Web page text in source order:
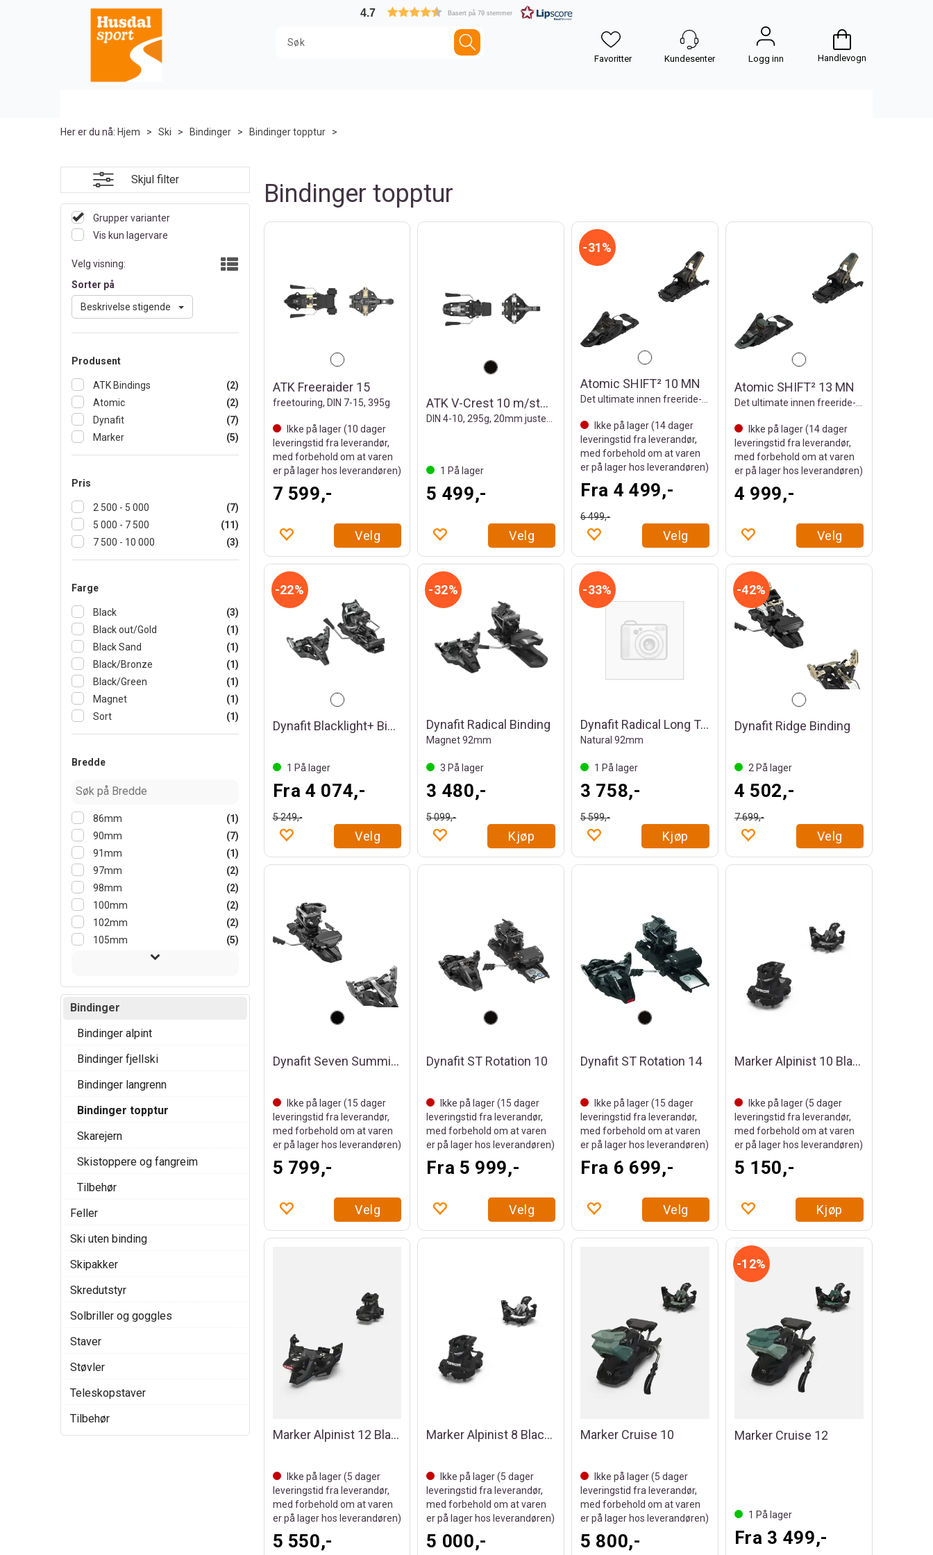
Logg inn
4.7 Basert på 79 stemmer
Handlevogn
Her er du nå: Hjem > Ski > Bindinger > Bindinger topptur >
Skjul filter
Grupper varianter
Vis kun lagervare
Velg visning:
Sorter på
Beskrivelse stigende
Produsent
ATK Bindings
(2)
Atomic
(2)
Dynafit
(7)
Marker
(5)
Pris
2 500 - 5 000
(7)
5 000 - 7 500
(11)
7 500 - 10 000
(3)
Farge
Black
(3)
Black out/Gold
(1)
Black Sand
(1)
Black/Bronze
(1)
Black/Green
(1)
Magnet
(1)
Sort
(1)
Bredde
86mm
(1)
90mm
(7)
91mm
(1)
97mm
(2)
98mm
(2)
100mm
(2)
102mm
(2)
105mm
(5)
Bindinger
Bindinger alpint
Bindinger fjellski
Bindinger langrenn
Bindinger topptur
Skarejern
Skistoppere og fangreim
Tilbehør
Feller
Ski uten binding
Skipakker
Skredutstyr
Solbriller og goggles
Staver
Støvler
Teleskopstaver
Tilbehør
Bindinger topptur
ATK Freeraider 15
freetouring, DIN 7-15, 395g
Ikke på lager (10 dager
leveringstid fra leverandør,
med forbehold om at varen
er på lager hos leverandøren)
7 599,-
Velg
ATK V-Crest 10 m/stopper
1 På lager
5 499,-
Velg
31%
Atomic SHIFT² 10 MN
Ikke på lager (14dager
leveringstid fra leverandør,
med forbehold om at varen
er på lager hos leverandøren)
Fra 4 499,-
6 499,-
Velg
Atomic SHIFT² 13 MN
Ikke på lager (14dager
leveringstid fra leverandør,
med forbehold om at varen
er på lager hos leverandøren)
4 999,-
Velg
22%
Dynafit Blacklight+ Binding
1 På lager
Fra 4 074,-
5 249,-
Velg
32%
Dynafit Radical Binding
Magnet 92mm
3 På lager
3 480,-
5 099,-
Kjøp
33%
Dynafit Radical Long Travel Binding
Natural 92mm
1 På lager
3 758,-
5 599,-
Kjøp
42%
Dynafit Ridge Binding
2På lager
4 502,-
7 699,-
Velg
Dynafit Seven Summits+ Binding
Ikke på lager (15 dager
leveringstid fra leverandør,
med forbehold om at varen
er på lager hos leverandøren)
5 799,-
Velg
Dynafit ST Rotation 10
Ikke på lager (15 dager
leveringstid fra leverandør,
med forbehold om at varen
er på lager hos leverandøren)
Fra 5 999,-
Velg
Dynafit ST Rotation 14
Ikke på lager (15 dager
leveringstid fra leverandør,
med forbehold om at varen
er på lager hos leverandøren)
Fra 6 699,-
Velg
Marker Alpinist 10 Black u/stopper
Ikke på lager (5 dager
leveringstid fra leverandør,
med forbehold om at varen
er på lager hos leverandøren)
5 150,-
Kjøp
Marker Alpinist 12 Black u/stopper
Ikke på lager (5 dager
leveringstid fra leverandør,
med forbehold om at varen
er på lager hos leverandøren)
5 550,-
Marker Alpinist 8 Black u/stopper
Ikke på lager (5 dager
leveringstid fra leverandør,
med forbehold om at varen
er på lager hos leverandøren)
5 000,-
Marker Cruise 10
Ikke på lager (5 dager
leveringstid fra leverandør,
med forbehold om at varen
er på lager hos leverandøren)
5 800,-
12%
Marker Cruise 12
1 På lager
Fra 3 499,-